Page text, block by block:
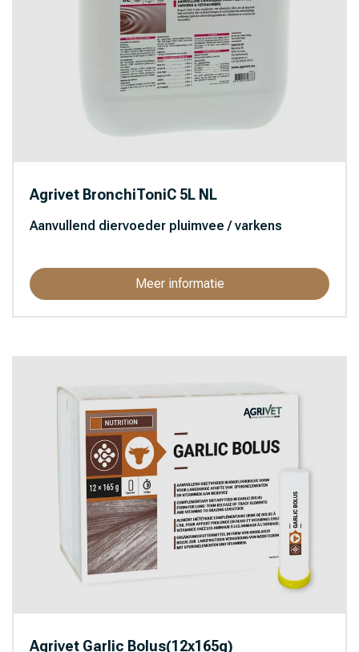
Agrivet BronchiToniC 5L NL
Aanvullend diervoeder pluimvee / varkens
Meer informatie
Agrivet Garlic Bolus(12x165g)